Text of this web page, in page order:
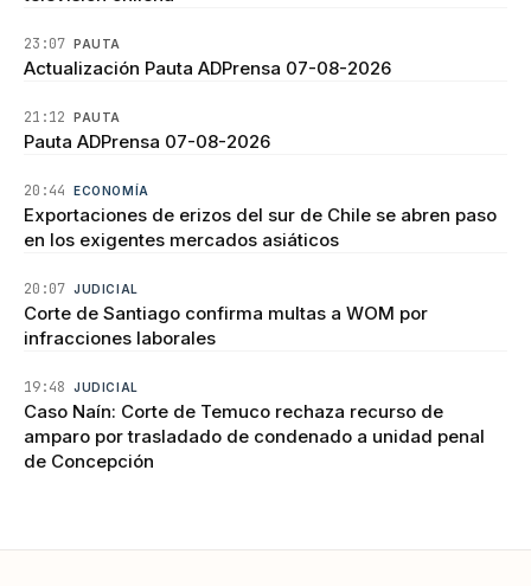
23:07 PAUTA
Actualización Pauta ADPrensa 07-08-2026
21:12 PAUTA
Pauta ADPrensa 07-08-2026
20:44 ECONOMÍA
Exportaciones de erizos del sur de Chile se abren paso
en los exigentes mercados asiáticos
20:07 JUDICIAL
Corte de Santiago confirma multas a WOM por
infracciones laborales
19:48 JUDICIAL
Caso Naín: Corte de Temuco rechaza recurso de
amparo por trasladado de condenado a unidad penal
de Concepción